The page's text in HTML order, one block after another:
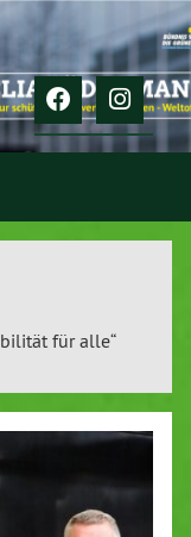
für alle“